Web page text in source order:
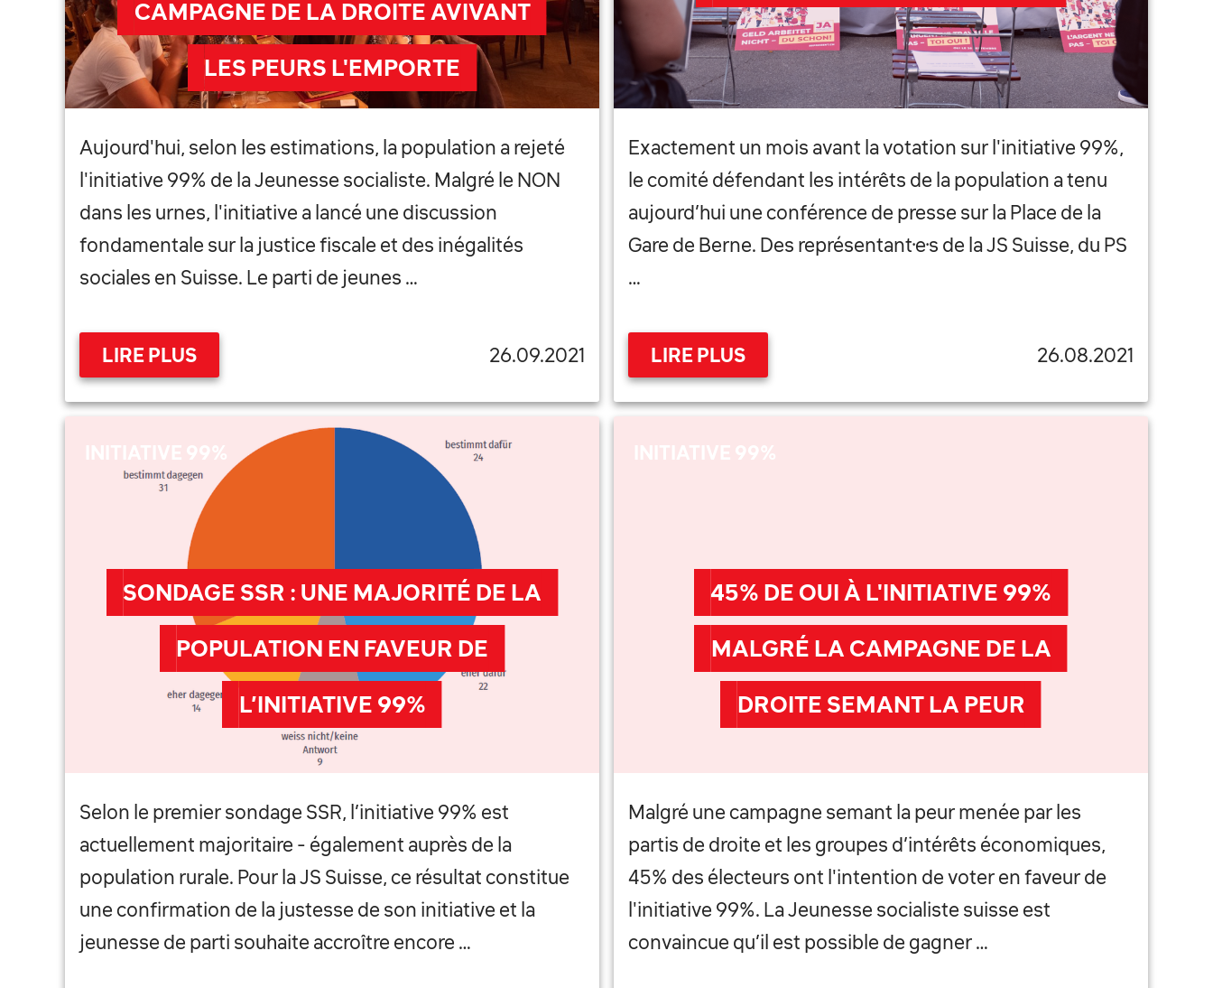
CAMPAGNE DE LA DROITE AVIVANT
LES PEURS L'EMPORTE
Aujourd'hui, selon les estimations, la population a rejeté
l'initiative 99% de la Jeunesse socialiste. Malgré le NON
dans les urnes, l'initiative a lancé une discussion
fondamentale sur la justice fiscale et des inégalités
sociales en Suisse. Le parti de jeunes …
LIRE PLUS 26.09.2021
Exactement un mois avant la votation sur l'initiative 99%,
le comité défendant les intérêts de la population a tenu
aujourd’hui une conférence de presse sur la Place de la
Gare de Berne. Des représentant·e·s de la JS Suisse, du PS
…
LIRE PLUS 26.08.2021
SONDAGE SSR : UNE MAJORITÉ DE LA
POPULATION EN FAVEUR DE
L’INITIATIVE 99%
Selon le premier sondage SSR, l’initiative 99% est
actuellement majoritaire - également auprès de la
population rurale. Pour la JS Suisse, ce résultat constitue
une confirmation de la justesse de son initiative et la
jeunesse de parti souhaite accroître encore …
45% DE OUI À L'INITIATIVE 99%
MALGRÉ LA CAMPAGNE DE LA
DROITE SEMANT LA PEUR
Malgré une campagne semant la peur menée par les
partis de droite et les groupes d’intérêts économiques,
45% des électeurs ont l'intention de voter en faveur de
l'initiative 99%. La Jeunesse socialiste suisse est
convaincue qu’il est possible de gagner …